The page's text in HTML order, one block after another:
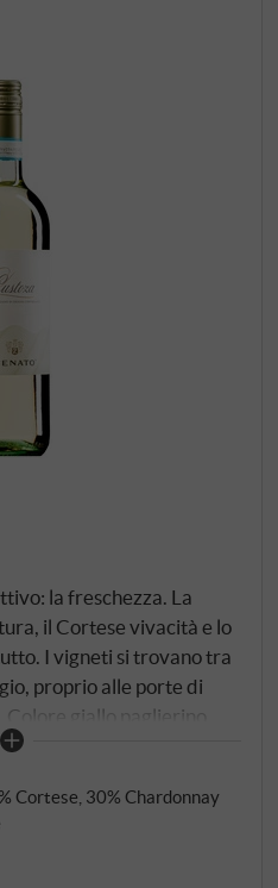
la freschezza. La
il Cortese vivacità e lo
I vigneti si trovano tra
proprio alle porte di
giallo paglierino
fiori bianchi e un
morbidezza. Un
con gli antipasti o come
SUPERIORE.DE
Cortese, 30% Chardonnay